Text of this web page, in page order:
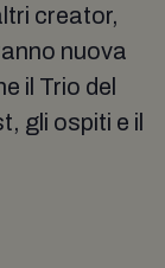
creator,
nuova
il Trio del
gli ospiti e il